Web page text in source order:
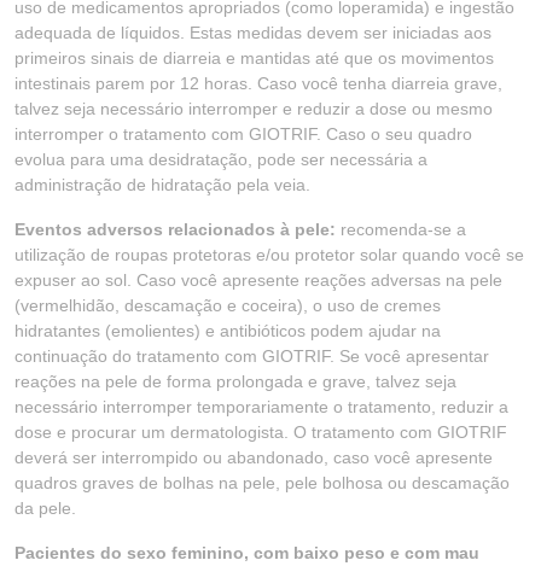
uso de medicamentos apropriados (como loperamida) e ingestão
adequada de líquidos. Estas medidas devem ser iniciadas aos
primeiros sinais de diarreia e mantidas até que os movimentos
intestinais parem por 12 horas. Caso você tenha diarreia grave,
talvez seja necessário interromper e reduzir a dose ou mesmo
interromper o tratamento com GIOTRIF. Caso o seu quadro
evolua para uma desidratação, pode ser necessária a
administração de hidratação pela veia.
Eventos adversos relacionados à pele: recomenda-se a
utilização de roupas protetoras e/ou protetor solar quando você se
expuser ao sol. Caso você apresente reações adversas na pele
(vermelhidão, descamação e coceira), o uso de cremes
hidratantes (emolientes) e antibióticos podem ajudar na
continuação do tratamento com GIOTRIF. Se você apresentar
reações na pele de forma prolongada e grave, talvez seja
necessário interromper temporariamente o tratamento, reduzir a
dose e procurar um dermatologista. O tratamento com GIOTRIF
deverá ser interrompido ou abandonado, caso você apresente
quadros graves de bolhas na pele, pele bolhosa ou descamação
da pele.
Pacientes do sexo feminino, com baixo peso e com mau